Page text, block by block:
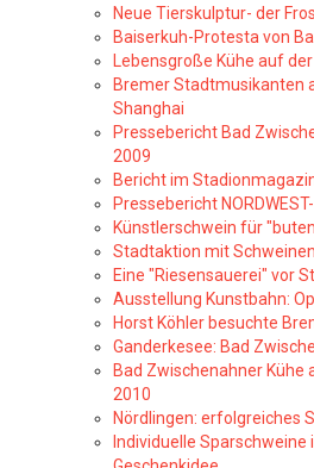
Neue Tierskulptur- der
Baiserkuh-Protesta von
Lebensgroße Kühe auf
Bremer Stadtmusikanten
Shanghai
Pressebericht Bad
2009
Bericht im
Pressebericht
Künstlerschwein für
Stadtaktion mit
Eine "Riesensauerei" vor
Ausstellung Kunstbahn:
Horst Köhler besuchte
Ganderkesee: Bad
Bad Zwischenahner
2010
Nördlingen: erfolgreiches
Individuelle Sparschweine